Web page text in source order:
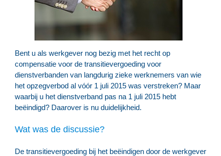
Bent u als werkgever nog bezig met het recht op
compensatie voor de transitievergoeding voor
dienstverbanden van langdurig zieke werknemers van wie
het opzegverbod al vóór 1 juli 2015 was verstreken? Maar
waarbij u het dienstverband pas na 1 juli 2015 hebt
beëindigd? Daarover is nu duidelijkheid.
Wat was de discussie?
De transitievergoeding bij het beëindigen door de werkgever